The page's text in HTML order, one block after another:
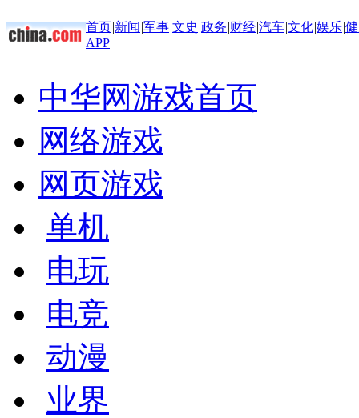
首页|新闻 |军事|文史 |政务|财经|汽车|文化|娱乐|
APP
中华网游戏首页
网络游戏
网页游戏
单机
电玩
电竞
动漫
业界